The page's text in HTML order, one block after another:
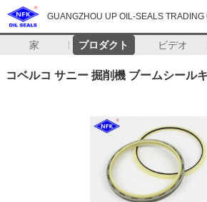
GUANGZHOU UP OIL-SEALS TRADING
家 プロダクト ビデオ
コベルコ サニー 掘削機 ブームシール